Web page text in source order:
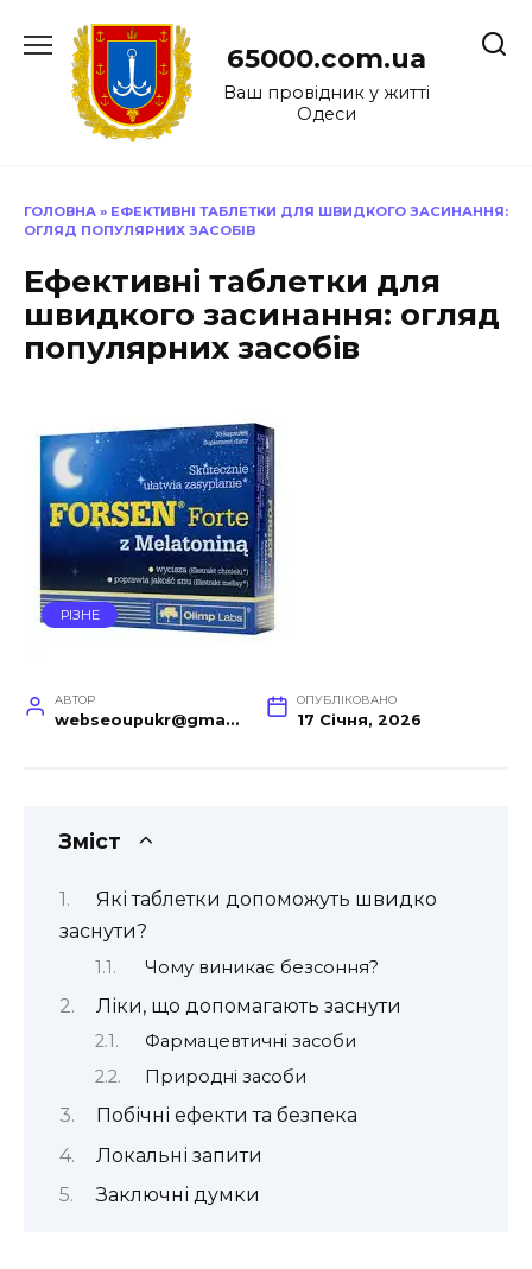
до
65000.com.ua
Ваш провідник у житті
Одеси
ГОЛОВНА » ЕФЕКТИВНІ ТАБЛЕТКИ ДЛЯ ШВИДКОГО ЗАСИНАННЯ:
ОГЛЯД ПОПУЛЯРНИХ ЗАСОБІВ
Ефективні таблетки для
швидкого засинання: огляд
популярних засобів
РІЗНЕ
АВТОР
webseoupukr@gmail.com
ОПУБЛІКОВАНО
17 Січня, 2026
Зміст
Які таблетки допоможуть швидко
заснути?
Чому виникає безсоння?
Ліки, що допомагають заснути
Фармацевтичні засоби
Природні засоби
Побічні ефекти та безпека
Локальні запити
Заключні думки